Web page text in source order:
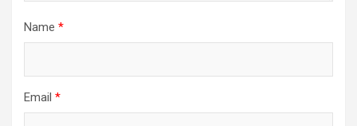
Name *
Email *